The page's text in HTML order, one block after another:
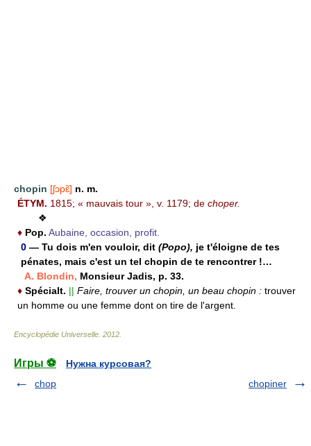
chopin [ʃɔpɛ̃] n. m.
ÉTYM. 1815; « mauvais tour », v. 1179; de choper.
❖
♦ Pop. Aubaine, occasion, profit.
0 — Tu dois m'en vouloir, dit (Popo), je t'éloigne de tes
pénates, mais c'est un tel chopin de te rencontrer !…
A. Blondin, Monsieur Jadis, p. 33.
♦ Spécialt. || Faire, trouver un chopin, un beau chopin : trouver
un homme ou une femme dont on tire de l'argent.
Encyclopédie Universelle 2012
Игры ⚽
Нужна курсовая?
chop
chopiner